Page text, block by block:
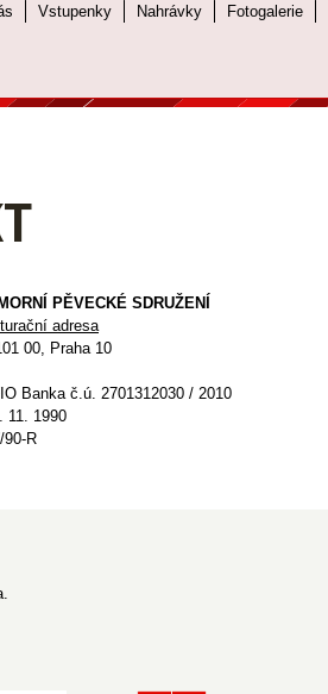
Vstupenky Nahrávky Fotogalerie
PĚVECKÉ SDRUŽENÍ
adresa
00, Praha 10
Banka č.ú. 2701312030 / 2010
11. 1990
90-R